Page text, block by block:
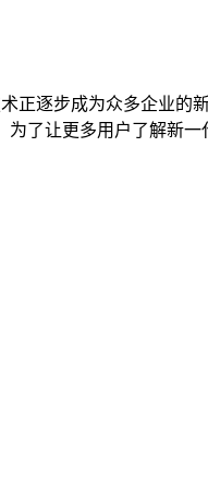
正逐步成为众多企业的
了让更多用户了解新